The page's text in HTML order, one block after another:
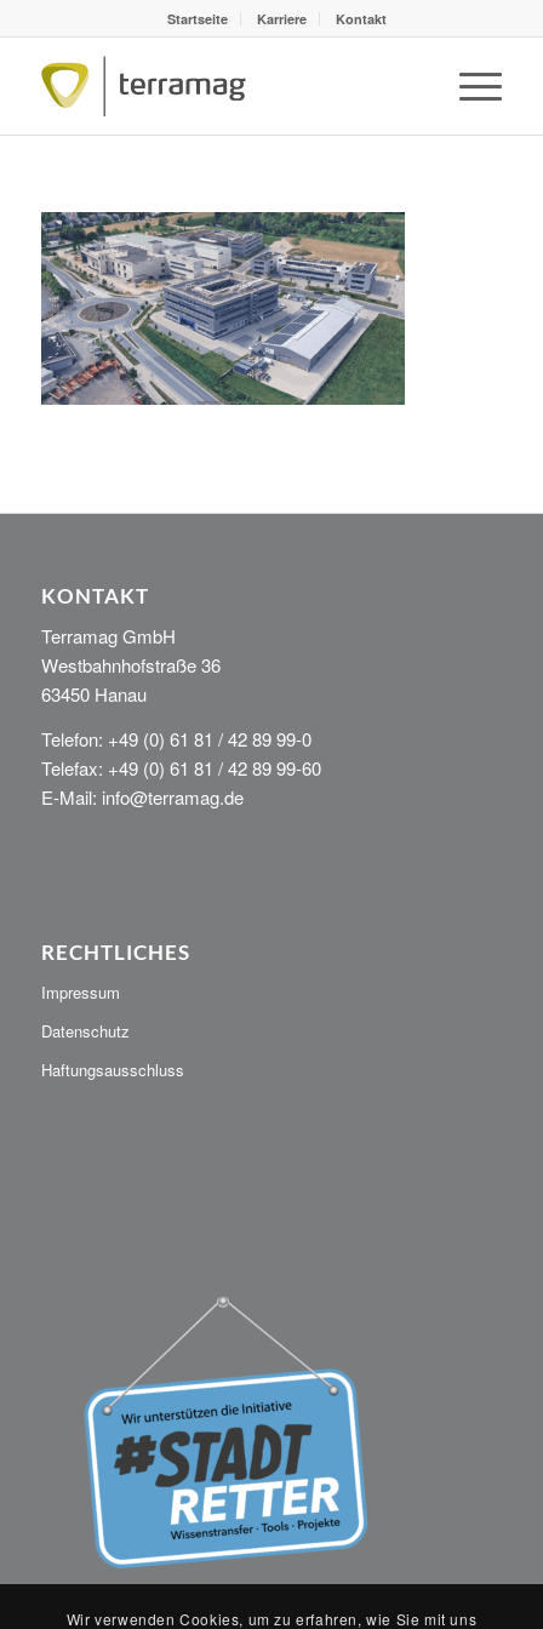
Startseite Karriere Kontakt
KONTAKT
Terramag GmbH
Westbahnhofstraße 36
63450 Hanau
Telefon: +49 (0) 61 81 / 42 89 99-0
Telefax: +49 (0) 61 81 / 42 89 99-60
E-Mail: info@terramag.de
RECHTLICHES
Impressum
Datenschutz
Haftungsausschluss
Wir verwenden Cookies, um zu erfahren, wie Sie mit uns